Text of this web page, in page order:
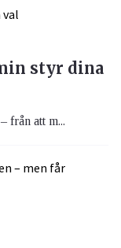
styr dina
från att m...